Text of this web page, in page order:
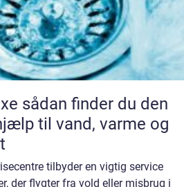
den
til vand, varme og
tilbyder en vigtig service
der flygter fra vold eller misbrug i